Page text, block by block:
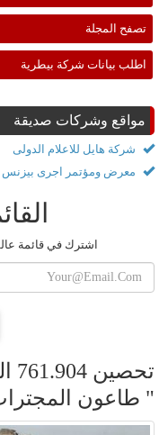
تصفح المجلة
اطلب بيانات شركة بيطرية
مواقع وشركات صديقة
شركة هايل للاعلام الدولى
معرض ومؤتمر اجرى بيزنس
اشترك في قائمة
" طاعون